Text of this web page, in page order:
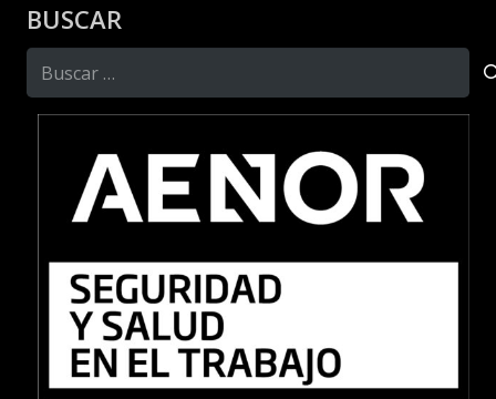
BUSCAR
Buscar: